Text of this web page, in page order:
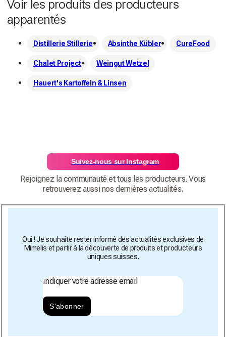
Voir les produits des producteurs
apparentés
Distillerie Stillerie Absinthe Kübler CureFood
Chalet Project Weingut Wetzel
Hauert's Kartoffeln & Linsen
Suivez-nous sur Instagram
Rejoignez la communauté et tous les producteurs. Vous
retrouverez aussi nos dernières actualités.
Oui ! Je souhaite rester informé des actualités exclusives de
Mimelis et partir à la découverte de produits et producteurs
uniques suisses.
Indiquer votre adresse email
S'abonner